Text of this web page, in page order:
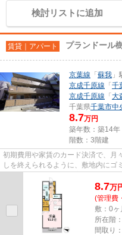
検討リストに追加
賃貸｜アパート プランドール
京葉線 「 蘇我
京成千原線 「 千
京成千原線 「 大
千葉県千葉市中
8.7万円
築年数：築14年
階数：3階建
初期費用や家賃のカード決済で、月
しを終えられるように、敷地内にゴ
8.7万
(管理費
敷：0ヶ
所在階
間取り